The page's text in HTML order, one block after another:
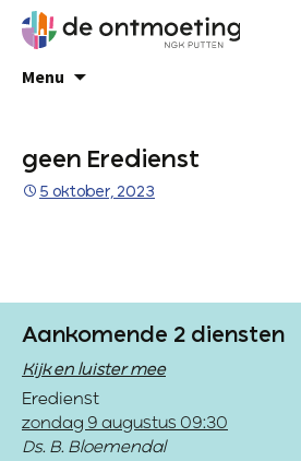
Menu
geen Eredienst
5 oktober, 2023
Aankomende 2 diensten
Kijk en luister mee
Eredienst
zondag 9 augustus 09:30
Ds. B. Bloemendal